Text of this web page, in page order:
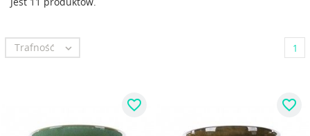
Trafność  1
favorite_border favorite_border